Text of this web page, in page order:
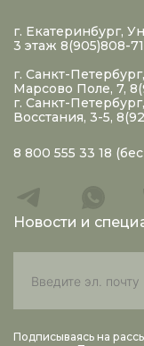
г. Екатеринбург,
3 этаж 8(905)808-
г. Санкт-
Марсово Поле, 7,
г. Санкт-
Восстания, 3-5,
8 800 555 33 18
Новости и
Подписываясь на